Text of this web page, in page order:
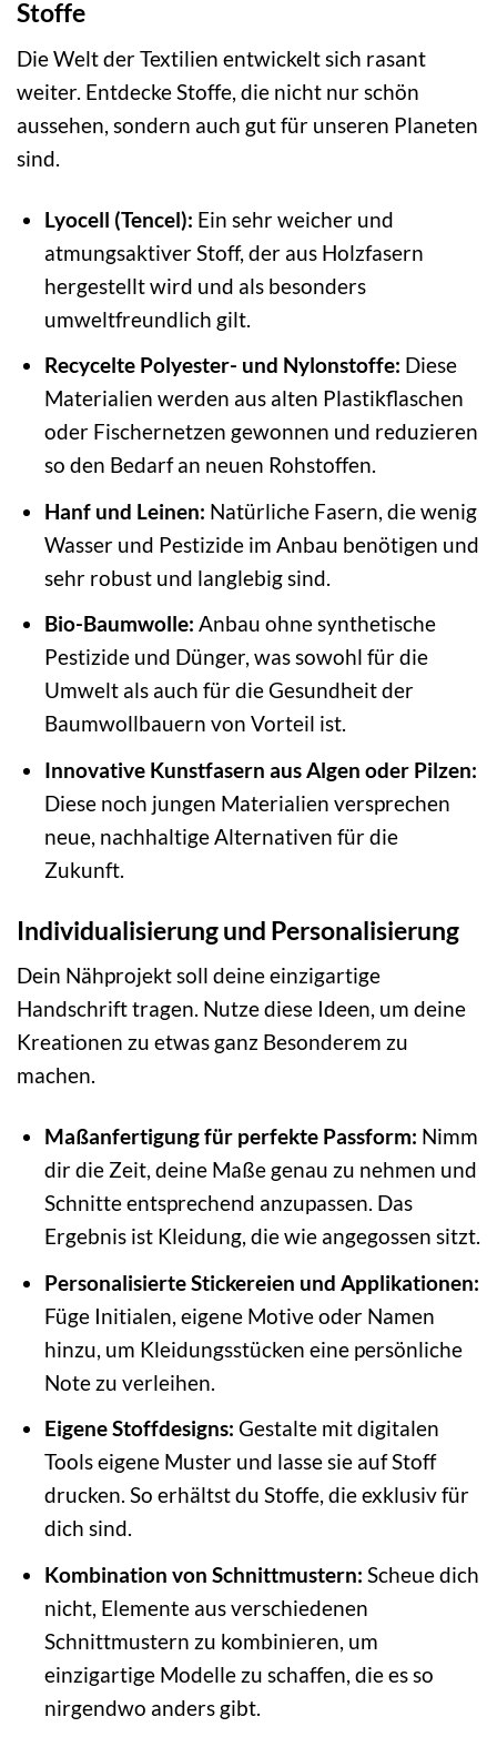
Stoffe
Die Welt der Textilien entwickelt sich rasant
weiter. Entdecke Stoffe, die nicht nur schön
aussehen, sondern auch gut für unseren Planeten
sind.
Lyocell (Tencel): Ein sehr weicher und
atmungsaktiver Stoff, der aus Holzfasern
hergestellt wird und als besonders
umweltfreundlich gilt.
Recycelte Polyester- und Nylonstoffe: Diese
Materialien werden aus alten Plastikflaschen
oder Fischernetzen gewonnen und reduzieren
so den Bedarf an neuen Rohstoffen.
Hanf und Leinen: Natürliche Fasern, die wenig
Wasser und Pestizide im Anbau benötigen und
sehr robust und langlebig sind.
Bio-Baumwolle: Anbau ohne synthetische
Pestizide und Dünger, was sowohl für die
Umwelt als auch für die Gesundheit der
Baumwollbauern von Vorteil ist.
Innovative Kunstfasern aus Algen oder Pilzen:
Diese noch jungen Materialien versprechen
neue, nachhaltige Alternativen für die
Zukunft.
Individualisierung und Personalisierung
Dein Nähprojekt soll deine einzigartige
Handschrift tragen. Nutze diese Ideen, um deine
Kreationen zu etwas ganz Besonderem zu
machen.
Maßanfertigung für perfekte Passform: Nimm
dir die Zeit, deine Maße genau zu nehmen und
Schnitte entsprechend anzupassen. Das
Ergebnis ist Kleidung, die wie angegossen sitzt.
Personalisierte Stickereien und Applikationen:
Füge Initialen, eigene Motive oder Namen
hinzu, um Kleidungsstücken eine persönliche
Note zu verleihen.
Eigene Stoffdesigns: Gestalte mit digitalen
Tools eigene Muster und lasse sie auf Stoff
drucken. So erhältst du Stoffe, die exklusiv für
dich sind.
Kombination von Schnittmustern: Scheue dich
nicht, Elemente aus verschiedenen
Schnittmustern zu kombinieren, um
einzigartige Modelle zu schaffen, die es so
nirgendwo anders gibt.